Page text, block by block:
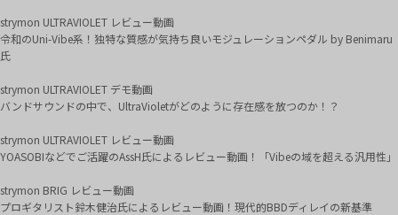
strymon ULTRAVIOLET レビュー動画
令和のUni-Vibe系！独特な質感が気持ち良いモジュレーションペダル by Benimaru
氏
strymon ULTRAVIOLET デモ動画
バンドサウンドの中で、UltraVioletがどのように存在感を放つのか！？
strymon ULTRAVIOLET レビュー動画
YOASOBIなどでご活躍のAssH氏によるレビュー動画！「Vibeの域を超える汎用性」
strymon BRIG レビュー動画
プロギタリスト鈴木健治氏によるレビュー動画！現代的BBDディレイの新基準